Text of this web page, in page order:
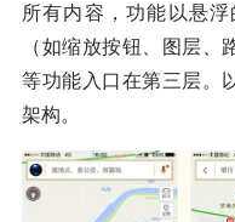
所有内容，功能以悬
（如缩放按钮、图层
等功能入口在第三层。
架构。